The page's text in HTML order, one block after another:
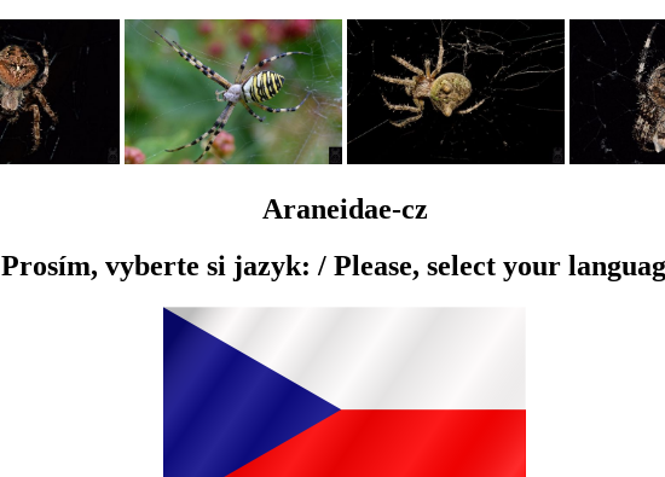
Araneidae-cz
Prosím, vyberte si jazyk: / Please, select your